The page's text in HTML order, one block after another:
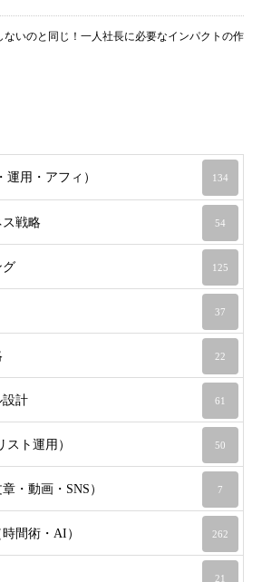
いのと同じ！一人社長に必要なインパクトの作
用・アフィ） 134
戦略 54
グ 125
37
22
設計 61
ト運用） 50
・動画・SNS） 7
間術・AI） 262
21